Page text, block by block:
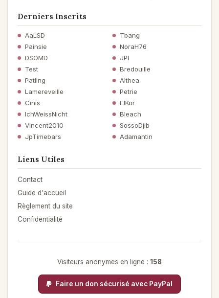
Derniers Inscrits
AaLSD
Tbang
Painsie
NoraH76
DSOMD
JPI
Test
Bredouille
Patling
Althea
Lamereveille
Petrie
Cinis
ElKor
IchWeissNicht
Bleach
Vincent2010
SossoDjib
JpTimebars
Adamantin
Liens Utiles
Contact
Guide d'accueil
Règlement du site
Confidentialité
Visiteurs anonymes en ligne : 158
Faire un don sécurisé avec PayPal